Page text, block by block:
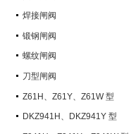
焊接闸阀
锻钢闸阀
螺纹闸阀
刀型闸阀
Z61H、Z61Y、Z61W 型
PN100~PN160 承插焊楔式闸阀
DKZ941H、DKZ941Y 型